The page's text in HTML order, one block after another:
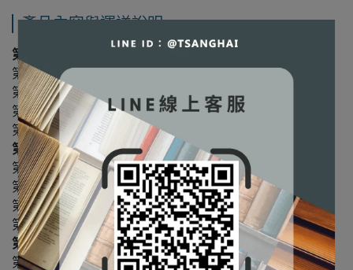
產品內容與運送說明
第一篇 基礎篇
第 1 章 緒論
第 2 章 材質的選擇
第 3 章 靜負荷的破壞準則
第 4 章 變動負荷的破壞準則
第二篇 傳動篇
第 6 章 正齒輪
第 7 章 螺旋齒輪、傘齒輪與蝸桿
第 8 章 軸
第 9 章 滾動軸承
第三篇 應用篇
第 10 章 公差與配合